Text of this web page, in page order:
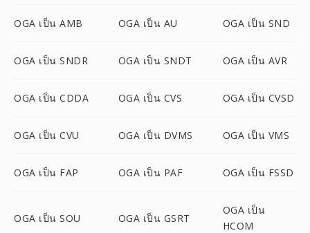
OGA เป็น AMB OGA เป็น AU OGA เป็น SND
OGA เป็น SNDR OGA เป็น SNDT OGA เป็น AVR
OGA เป็น CDDA OGA เป็น CVS OGA เป็น CVSD
OGA เป็น CVU OGA เป็น DVMS OGA เป็น VMS
OGA เป็น FAP OGA เป็น PAF OGA เป็น FSSD
OGA เป็น SOU OGA เป็น GSRT
OGA เป็น
HCOM